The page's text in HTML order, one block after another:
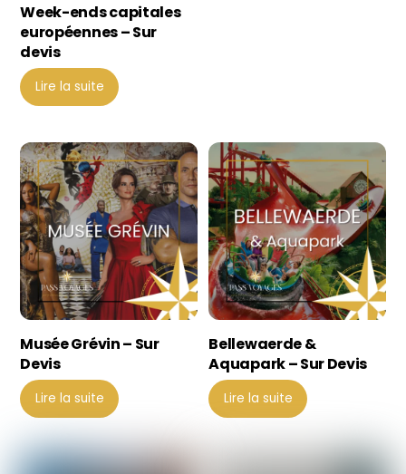
Week-ends capitales
européennes – Sur
devis
Lire la suite
Musée Grévin – Sur
Devis
Lire la suite
Bellewaerde &
Aquapark – Sur Devis
Lire la suite